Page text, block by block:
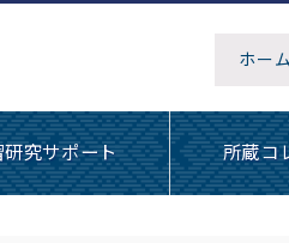
ホーム
研究サポート 所蔵コ